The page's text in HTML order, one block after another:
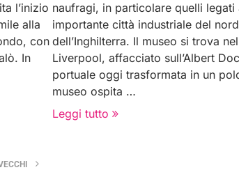
l’inizio
alla
con
In
naufragi, in particolare quelli legati
importante città industriale del nord
dell’Inghilterra. Il museo si trova
Liverpool, affacciato sull’Albert
portuale oggi trasformata in un
museo ospita …
Leggi tutto